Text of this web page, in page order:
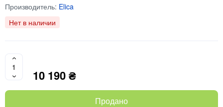
Производитель: Elica
Нет в наличии
10 190 ₴
Продано